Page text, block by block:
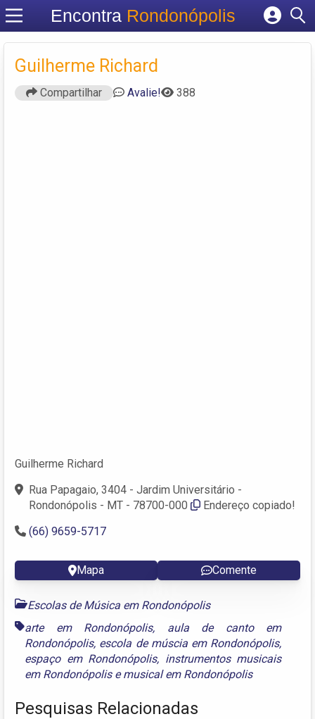
Encontra Rondonópolis
Cadastrar empresa
Criar conta
Guilherme Richard
Compartilhar Avalie! 388
Guilherme Richard
Rua Papagaio, 3404 - Jardim Universitário -
Rondonópolis - MT - 78700-000
Endereço copiado!
(66) 9659-5717
Mapa Comente
Escolas de Música em Rondonópolis
arte em Rondonópolis, aula de canto em
Rondonópolis, escola de múscia em Rondonópolis,
espaço em Rondonópolis, instrumentos musicais
em Rondonópolisemusical em Rondonópolis
Pesquisas Relacionadas